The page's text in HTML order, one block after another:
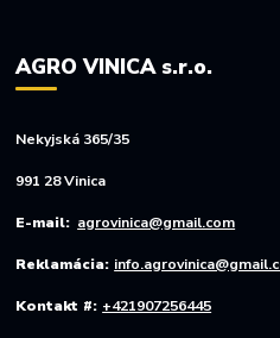
AGRO VINICA s.r.o.
Nekyjská 365/35
991 28 Vinica
E-mail: agrovinica@gmail.com
Reklamácia:
Kontakt #: +421907256445